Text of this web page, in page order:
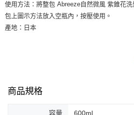
使用方法：將整包 Abreeze自然微風 紫錐花
包上圖示方法放入空瓶內，按壓使用。
產地：日本
商品規格
容量 600ml